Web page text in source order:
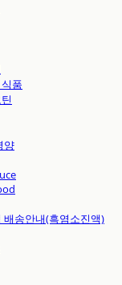
품
양
배송안내(흑염소진액)